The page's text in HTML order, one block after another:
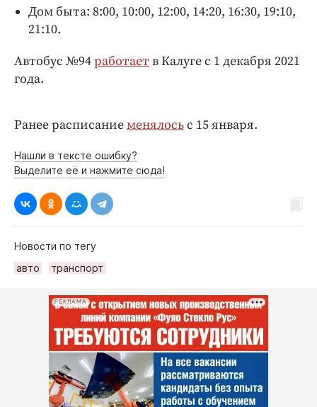
Дом быта: 8:00, 10:00, 12:00, 14:20, 16:30, 19:10,
21:10.
Автобус №94работает в Калуге с 1 декабря 2021
года.
Ранее расписаниеменялосьс 15 января.
Нашли в тексте ошибку?
Выделите её и нажмите сюда!
Новости по тегу
авто
транспорт
РЕКЛАМА